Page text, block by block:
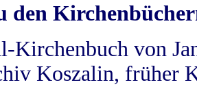
den
Kirchenbuch von
Koszalin, früher